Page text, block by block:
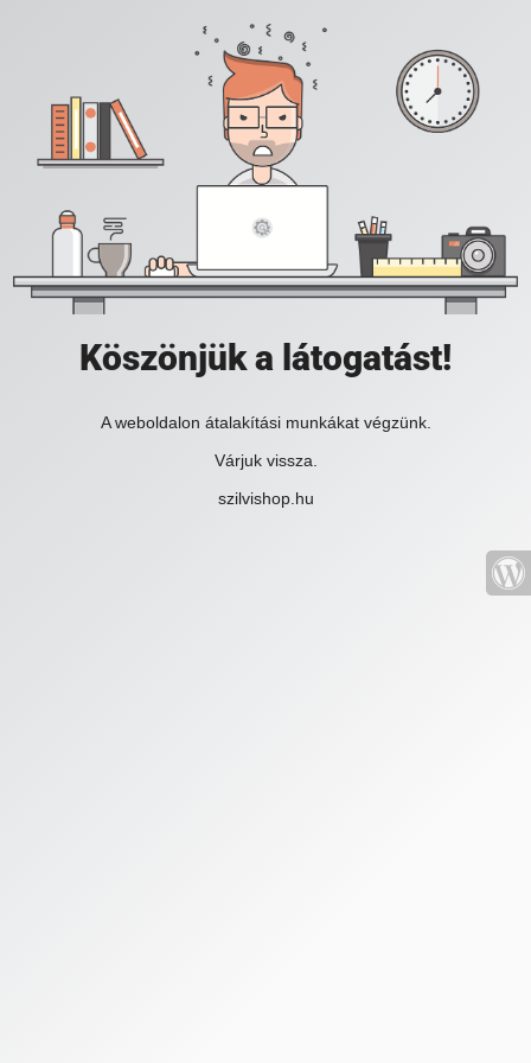
Köszönjük a látogatást!
A weboldalon átalakítási munkákat végzünk.
Várjuk vissza.
szilvishop.hu